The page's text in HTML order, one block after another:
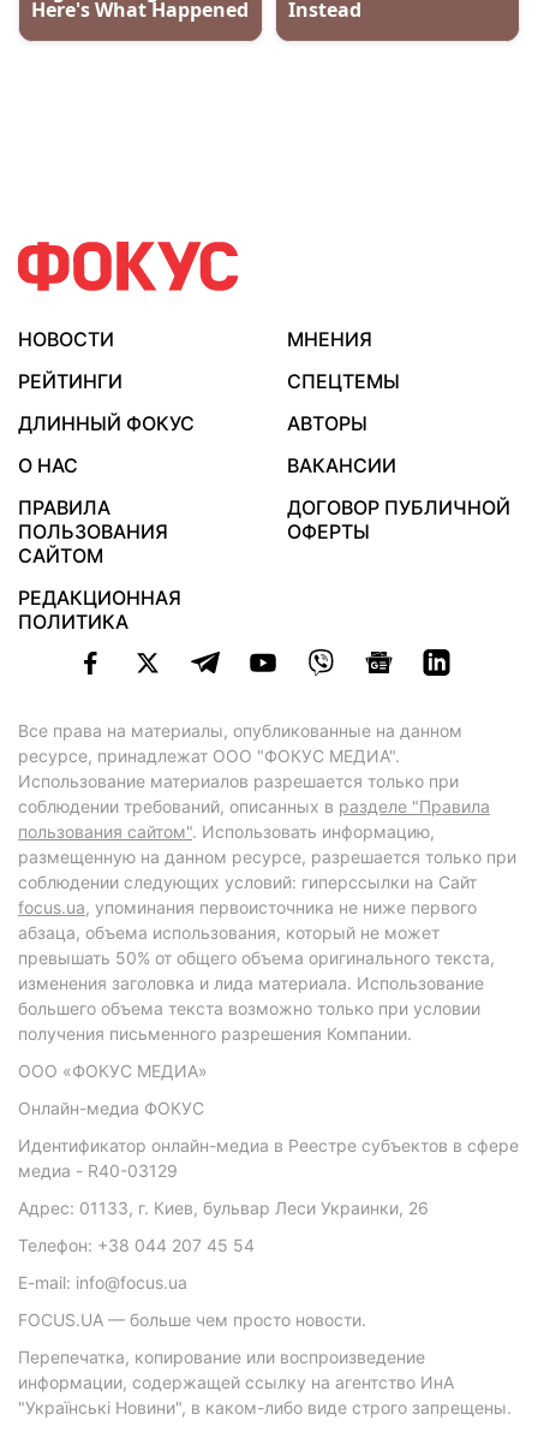
НОВОСТИ
МНЕНИЯ
РЕЙТИНГИ
СПЕЦТЕМЫ
ДЛИННЫЙ ФОКУС
АВТОРЫ
О НАС
ВАКАНСИИ
ПРАВИЛА
ПОЛЬЗОВАНИЯ
САЙТОМ
ДОГОВОР ПУБЛИЧНОЙ
ОФЕРТЫ
РЕДАКЦИОННАЯ
ПОЛИТИКА
Все права на материалы, опубликованные на данном
ресурсе, принадлежат ООО "ФОКУС МЕДИА".
Использование материалов разрешается только при
соблюдении требований, описанных в разделе "Правила
пользования сайтом". Использовать информацию,
размещенную на данном ресурсе, разрешается только при
соблюдении следующих условий: гиперссылки на Сайт
focus.ua, упоминания первоисточника не ниже первого
абзаца, объема использования, который не может
превышать 50% от общего объема оригинального текста,
изменения заголовка и лида материала. Использование
большего объема текста возможно только при условии
получения письменного разрешения Компании.
ООО «ФОКУС МЕДИА»
Онлайн-медиа ФОКУС
Идентификатор онлайн-медиа в Реестре субъектов в сфере
медиа - R40-03129
Адрес: 01133, г. Киев, бульвар Леси Украинки, 26
Телефон: +38 044 207 45 54
E-mail: info@focus.ua
FOCUS.UA — больше чем просто новости.
Перепечатка, копирование или воспроизведение
информации, содержащей ссылку на агентство ИнА
"Українські Новини", в каком-либо виде строго запрещены.